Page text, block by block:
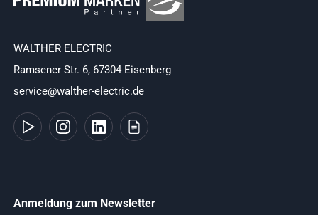
WALTHER ELECTRIC
Ramsener Str. 6, 67304 Eisenberg
service@walther-electric.de
Anmeldung zum Newsletter